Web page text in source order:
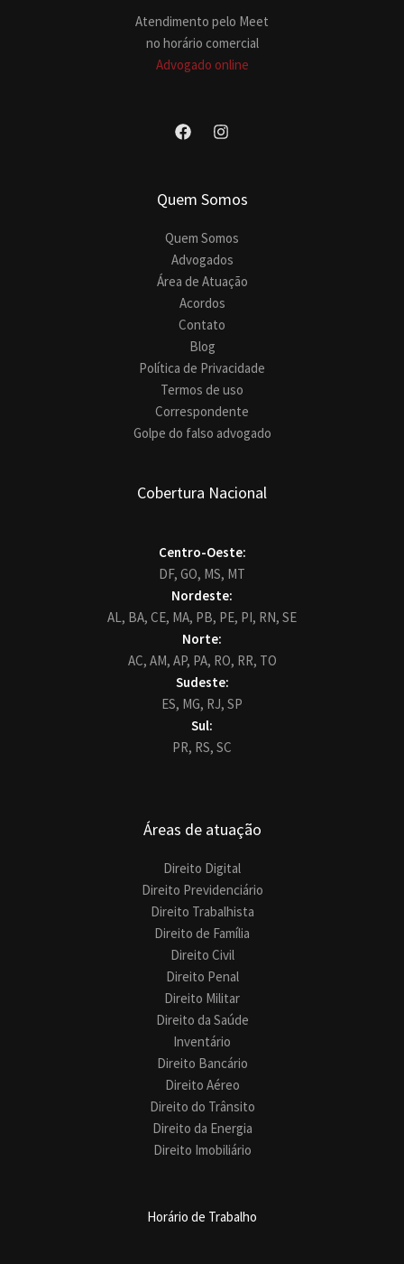
Atendimento pelo Meet
no horário comercial
Advogado online
Quem Somos
Quem Somos
Advogados
Área de Atuação
Acordos
Contato
Blog
Política de Privacidade
Termos de uso
Correspondente
Golpe do falso advogado
Cobertura Nacional
Centro-Oeste:
DF, GO, MS, MT
Nordeste:
AL, BA, CE, MA, PB, PE, PI, RN, SE
Norte:
AC, AM, AP, PA, RO, RR, TO
Sudeste:
ES, MG, RJ, SP
Sul:
PR, RS, SC
Áreas de atuação
Direito Digital
Direito Previdenciário
Direito Trabalhista
Direito de Família
Direito Civil
Direito Penal
Direito Militar
Direito da Saúde
Inventário
Direito Bancário
Direito Aéreo
Direito do Trânsito
Direito da Energia
Direito Imobiliário
Horário de Trabalho